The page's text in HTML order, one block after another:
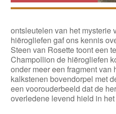
ontsleutelen van het mysterie
hiërogliefen gaf ons kennis
Steen van Rosette toont een
Champollion de hiërogliefen
onder meer een fragment
kalkstenen bovendorpel met
een voorouderbeeld dat de
overledene levend hield in